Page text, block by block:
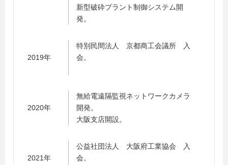
新型破砕プラント制御システム開
発。
2019年
特別民間法人 京都商工会議所 入
会。
2020年
無給電遠隔監視ネットワークカメラ
開発。
大阪支店開設。
2021年
公益社団法人 大阪府工業協会 入
会。